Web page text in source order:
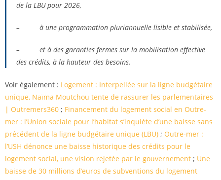
de la LBU pour 2026,
– à une programmation pluriannuelle lisible et stabilisée,
– et à des garanties fermes sur la mobilisation effective
des crédits, à la hauteur des besoins.
Voir également : Logement : Interpellée sur la ligne budgétaire
unique, Naïma Moutchou tente de rassurer les parlementaires
| Outremers360 ; Financement du logement social en Outre-
mer : l’Union sociale pour l’habitat s’inquiète d’une baisse sans
précédent de la ligne budgétaire unique (LBU) ; Outre-mer :
l’USH dénonce une baisse historique des crédits pour le
logement social, une vision rejetée par le gouvernement ; Une
baisse de 30 millions d’euros de subventions du logement